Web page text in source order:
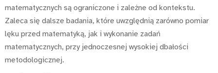
matematycznych są ograniczone i zależne od kontekstu.
Zaleca się dalsze badania, które uwzględnią zarówno pomiar
lęku przed matematyką, jak i wykonanie zadań
matematycznych, przy jednoczesnej wysokiej dbałości
metodologicznej.